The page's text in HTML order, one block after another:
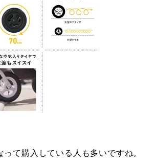
って購入している人も多いですね。